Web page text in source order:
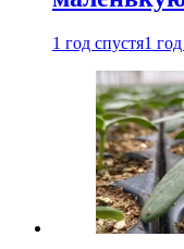
1 год спустя1